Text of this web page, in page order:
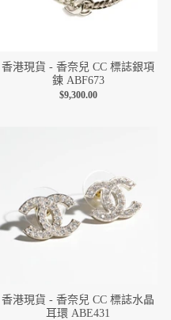
香港現貨 - 香奈兒 CC 標誌銀項
鍊 ABF673
$9,300.00
香港現貨 - 香奈兒 CC 標誌水晶
耳環 ABE431